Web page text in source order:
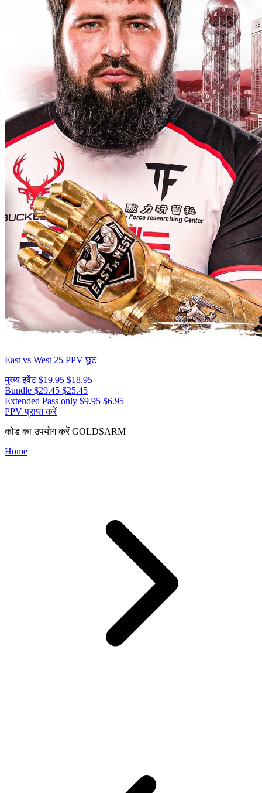
East vs West 25 PPV छूट
मुख्य इवेंट$19.95 $18.95
Bundle $29.45 $25.45
Extended Pass only $9.95 $6.95
PPV प्राप्त करें
कोड का उपयोग करेंGOLDSARM
Home